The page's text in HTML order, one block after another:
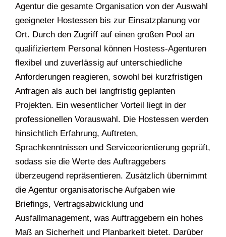
Agentur die gesamte Organisation von der Auswahl
geeigneter Hostessen bis zur Einsatzplanung vor
Ort. Durch den Zugriff auf einen großen Pool an
qualifiziertem Personal können Hostess-Agenturen
flexibel und zuverlässig auf unterschiedliche
Anforderungen reagieren, sowohl bei kurzfristigen
Anfragen als auch bei langfristig geplanten
Projekten. Ein wesentlicher Vorteil liegt in der
professionellen Vorauswahl. Die Hostessen werden
hinsichtlich Erfahrung, Auftreten,
Sprachkenntnissen und Serviceorientierung geprüft,
sodass sie die Werte des Auftraggebers
überzeugend repräsentieren. Zusätzlich übernimmt
die Agentur organisatorische Aufgaben wie
Briefings, Vertragsabwicklung und
Ausfallmanagement, was Auftraggebern ein hohes
Maß an Sicherheit und Planbarkeit bietet. Darüber